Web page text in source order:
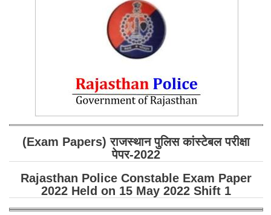
SSC CGL Tier-2 Notes
Scientific Assistant(IMD) PDF Notes
FREE Current Affairs
SSC CGL PDF Ebooks
SSC CHSL PDF Ebooks
SSC CGL
(Exam Papers) राजस्थान पुलिस कांस्टेबल परीक्षा
पेपर-2022
Rajasthan Police Constable Exam Paper
2022 Held on 15 May 2022 Shift 1